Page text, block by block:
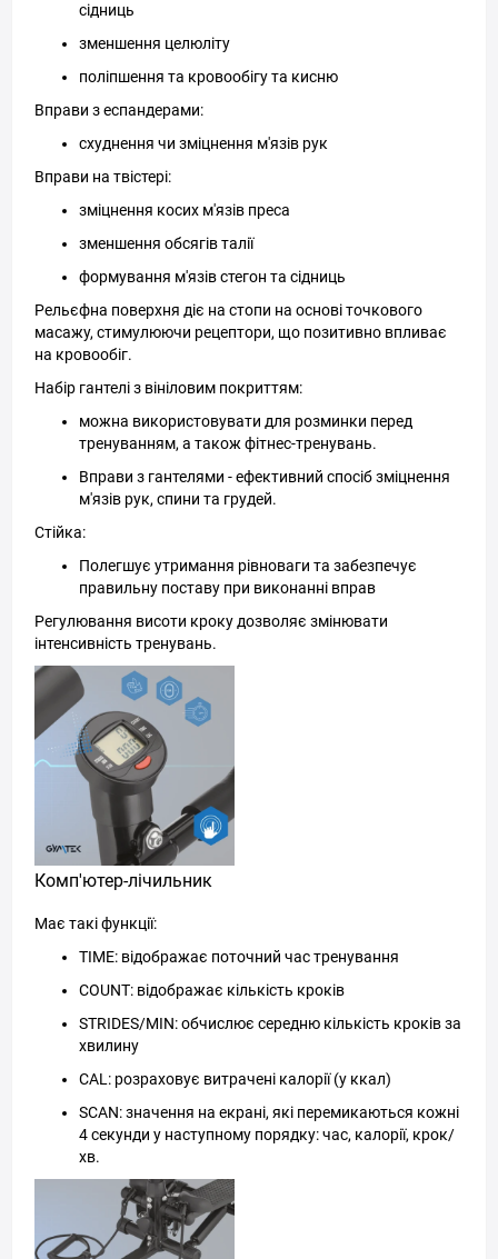
сідниць
зменшення целюліту
поліпшення та кровообігу та кисню
Вправи з еспандерами:
схуднення чи зміцнення м'язів рук
Вправи на твістері:
зміцнення косих м'язів преса
зменшення обсягів талії
формування м'язів стегон та сідниць
Рельєфна поверхня діє на стопи на основі точкового
масажу, стимулюючи рецептори, що позитивно впливає
на кровообіг.
Набір гантелі з вініловим покриттям:
можна використовувати для розминки перед
тренуванням, а також фітнес-тренувань.
Вправи з гантелями - ефективний спосіб зміцнення
м'язів рук, спини та грудей.
Стійка:
Полегшує утримання рівноваги та забезпечує
правильну поставу при виконанні вправ
Регулювання висоти кроку дозволяє змінювати
інтенсивність тренувань.
Комп'ютер-лічильник
Має такі функції:
TIME: відображає поточний час тренування
COUNT: відображає кількість кроків
STRIDES/MIN: обчислює середню кількість кроків за
хвилину
CAL: розраховує витрачені калорії (у ккал)
SCAN: значення на екрані, які перемикаються кожні
4 секунди у наступному порядку: час, калорії, крок/
хв.